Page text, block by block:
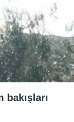
bakışları